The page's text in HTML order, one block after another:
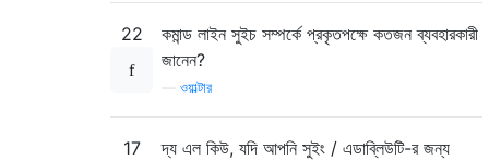
22
কমান্ড লাইন সুইচ সম্পর্কে প্রকৃতপক্ষে কতজন ব্যবহারকারী
জানেন?
ওয়াল্টার
17
দ্য এল কিউ, যদি আপনি সুইং / এডাব্লিউটি-র জন্য